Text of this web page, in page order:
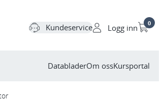
Kundeservice Logg inn 0
DatabladerOm ossKursportal